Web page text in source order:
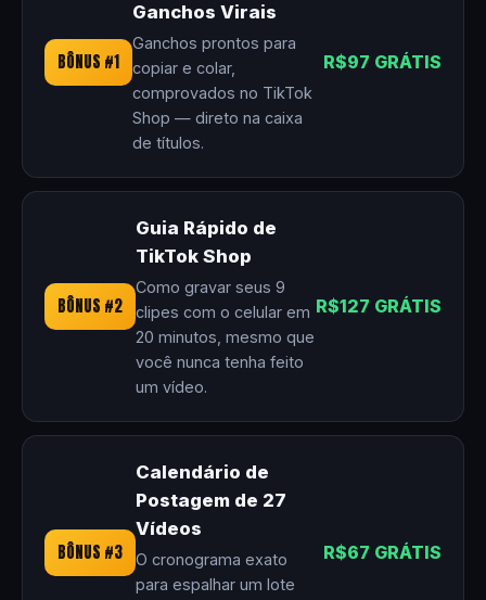
BÔNUS #1
Ganchos Virais
Ganchos prontos para
copiar e colar,
comprovados no TikTok
Shop — direto na caixa
de títulos.
R$97 GRÁTIS
BÔNUS #2
Guia Rápido de
TikTok Shop
Como gravar seus 9
clipes com o celular em
20 minutos, mesmo que
você nunca tenha feito
um vídeo.
R$127 GRÁTIS
BÔNUS #3
Calendário de
Postagem de 27
Vídeos
O cronograma exato
para espalhar um lote
R$67 GRÁTIS